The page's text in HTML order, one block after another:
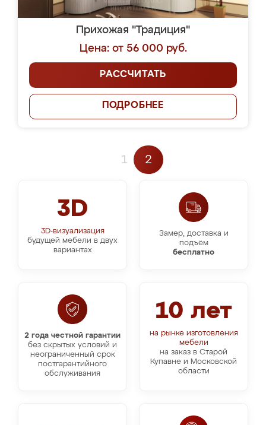
Прихожая "Традиция"
Цена: от 56 000 руб.
РАССЧИТАТЬ
ПОДРОБНЕЕ
1 2
3D
3D-визуализация
будущей мебели в двух
вариантах
Замер, доставка и
подъём
бесплатно
10 лет
на рынке изготовления
мебели
на заказ в Старой
Купавне и Московской
области
2 года честной гарантии
без скрытых условий и
неограниченный срок
постгарантийного
обслуживания